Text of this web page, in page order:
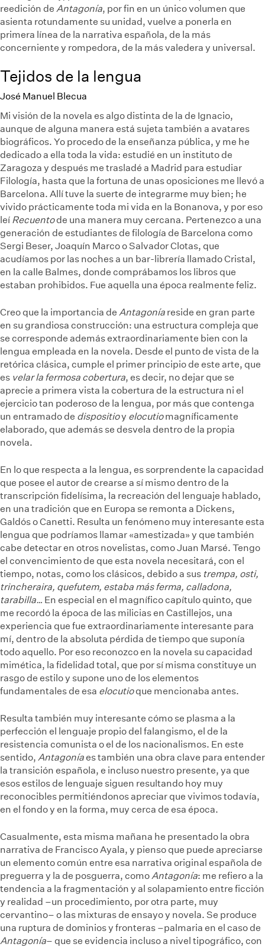
reedición de Antagonía, por fin en un único volumen que
asienta rotundamente su unidad, vuelve a ponerla en
primera línea de la narrativa española, de la más
concerniente y rompedora, de la más valedera y universal.
Tejidos de la lengua
José Manuel Blecua
Mi visión de la novela es algo distinta de la de Ignacio,
aunque de alguna manera está sujeta también a avatares
biográficos. Yo procedo de la enseñanza pública, y me he
dedicado a ella toda la vida: estudié en un instituto de
Zaragoza y después me trasladé a Madrid para estudiar
Filología, hasta que la fortuna de unas oposiciones me llevó a
Barcelona. Allí tuve la suerte de integrarme muy bien; he
vivido prácticamente toda mi vida en la Bonanova, y por eso
leí Recuentode una manera muy cercana. Pertenezco a una
generación de estudiantes de filología de Barcelona como
Sergi Beser, Joaquín Marco o Salvador Clotas, que
acudíamos por las noches a un bar-librería llamado Cristal,
en la calle Balmes, donde comprábamos los libros que
estaban prohibidos. Fue aquella una época realmente feliz.
Creo que la importancia de Antagonía reside en gran parte
en su grandiosa construcción: una estructura compleja que
se corresponde además extraordinariamente bien con la
lengua empleada en la novela. Desde el punto de vista de la
retórica clásica, cumple el primer principio de este arte, que
es velar la fermosa cobertura, es decir, no dejar que se
aprecie a primera vista la cobertura de la estructura ni el
ejercicio tan poderoso de la lengua, por más que contenga
un entramado de dispositioy elocutiomagníficamente
elaborado, que además se desvela dentro de la propia
novela.
En lo que respecta a la lengua, es sorprendente la capacidad
que posee el autor de crearse a sí mismo dentro de la
transcripción fidelísima, la recreación del lenguaje hablado,
en una tradición que en Europa se remonta a Dickens,
Galdós o Canetti. Resulta un fenómeno muy interesante esta
lengua que podríamos llamar «amestizada» y que también
cabe detectar en otros novelistas, como Juan Marsé. Tengo
el convencimiento de que esta novela necesitará, con el
tiempo, notas, como los clásicos, debido a sus trempa, osti,
trincheraira, quefutem, estaba más ferma, calladona,
tarabilla… En especial en el magnífico capítulo quinto, que
me recordó la época de las milicias en Castillejos, una
experiencia que fue extraordinariamente interesante para
mí, dentro de la absoluta pérdida de tiempo que suponía
todo aquello. Por eso reconozco en la novela su capacidad
mimética, la fidelidad total, que por sí misma constituye un
rasgo de estilo y supone uno de los elementos
fundamentales de esa elocutioque mencionaba antes.
Resulta también muy interesante cómo se plasma a la
perfección el lenguaje propio del falangismo, el de la
resistencia comunista o el de los nacionalismos. En este
sentido, Antagoníaes también una obra clave para entender
la transición española, e incluso nuestro presente, ya que
esos estilos de lenguaje siguen resultando hoy muy
reconocibles permitiéndonos apreciar que vivimos todavía,
en el fondo y en la forma, muy cerca de esa época.
Casualmente, esta misma mañana he presentado la obra
narrativa de Francisco Ayala, y pienso que puede apreciarse
un elemento común entre esa narrativa original española de
preguerra y la de posguerra, como Antagonía: me refiero a la
tendencia a la fragmentación y al solapamiento entre ficción
y realidad –un procedimiento, por otra parte, muy
cervantino– o las mixturas de ensayo y novela. Se produce
una ruptura de dominios y fronteras –palmaria en el caso de
Antagonía– que se evidencia incluso a nivel tipográfico, con